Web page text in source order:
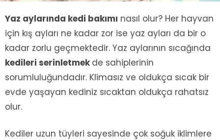
Yaz aylarında kedi bakımı nasıl olur? Her hayvan
için kış ayları ne kadar zor ise yaz ayları da bir o
kadar zorlu geçmektedir. Yaz aylarının sıcağında
kedileri serinletmek de sahiplerinin
sorumluluğundadır. Klimasız ve oldukça sıcak bir
evde yaşayan kediniz sıcaktan oldukça rahatsız
olur.
Kediler uzun tüyleri sayesinde çok soğuk iklimlere